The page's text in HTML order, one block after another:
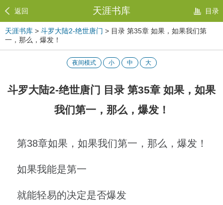
返回 天涯书库 目录
天涯书库 > 斗罗大陆2-绝世唐门 > 目录 第35章 如果，如果我们第
一，那么，爆发！
夜间模式 小 中 大
斗罗大陆2-绝世唐门 目录 第35章 如果，如果
我们第一，那么，爆发！
第38章如果，如果我们第一，那么，爆发！
如果我能是第一
就能轻易的决定是否爆发